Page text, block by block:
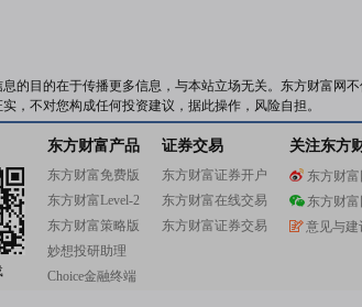
的目的在于传播更多信息，与本站立场无关。东方财富网
，不对您构成任何投资建议，据此操作，风险自担。
东方财富产品
东方财富免费版
东方财富Level-2
东方财富策略版
妙想投研助理
Choice金融终端
证券交易
东方财富证券开户
东方财富在线交易
东方财富证券交易
关注东方
东方财
东方财
意见与建